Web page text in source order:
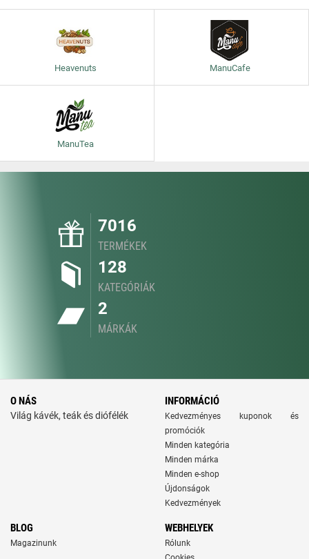
Heavenuts ManuCafe
ManuTea
7016
TERMÉKEK
128
KATEGÓRIÁK
2
MÁRKÁK
O NÁS
Világ kávék, teák és diófélék
INFORMÁCIÓ
Kedvezményes kuponok és
promóciók
Minden kategória
Minden márka
Minden e-shop
Újdonságok
Kedvezmények
BLOG
Magazinunk
WEBHELYEK
Rólunk